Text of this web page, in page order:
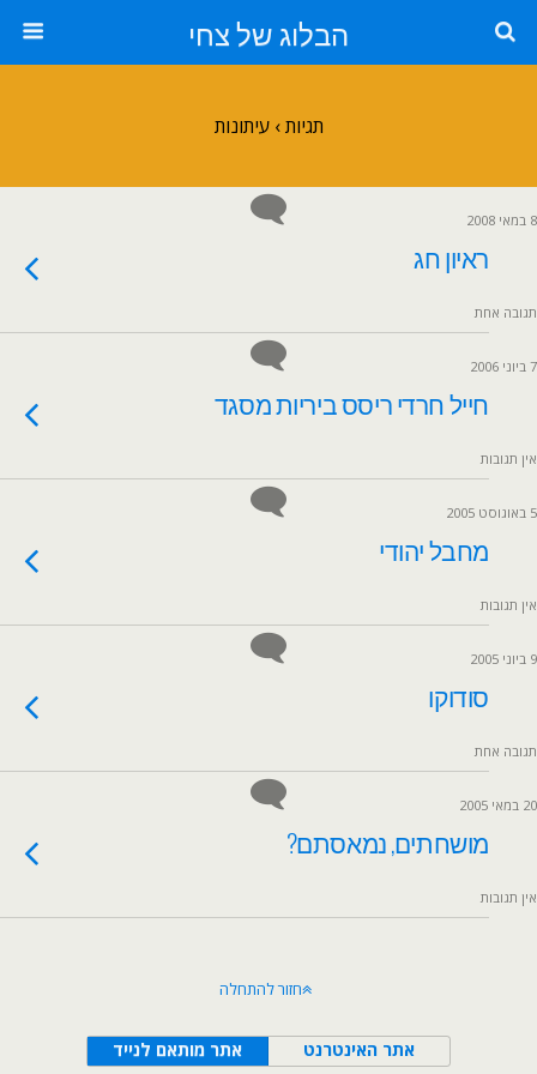
הבלוג של צחי
תגיות › עיתונות
8 במאי 2008
ראיון חג
תגובה אחת
7 ביוני 2006
חייל חרדי ריסס ביריות מסגד
אין תגובות
5 באוגוסט 2005
מחבל יהודי
אין תגובות
9 ביוני 2005
סודוקו
תגובה אחת
20 במאי 2005
מושחתים, נמאסתם?
אין תגובות
חזור להתחלה
אתר מותאם לנייד אתר האינטרנט